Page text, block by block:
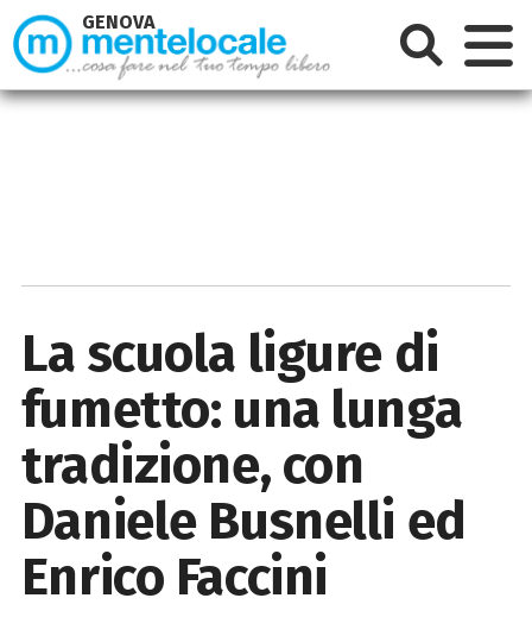
La scuola ligure di
fumetto: una lunga
tradizione, con
Daniele Busnelli ed
Enrico Faccini
GENOVA